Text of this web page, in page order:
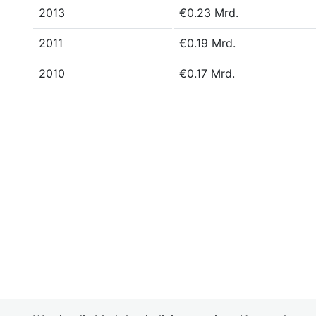
2013 €0.23 Mrd.
2011 €0.19 Mrd.
2010 €0.17 Mrd.